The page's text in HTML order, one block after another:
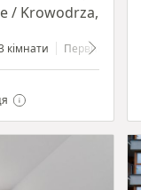
/ Krowodrza,
кімнати Первинний